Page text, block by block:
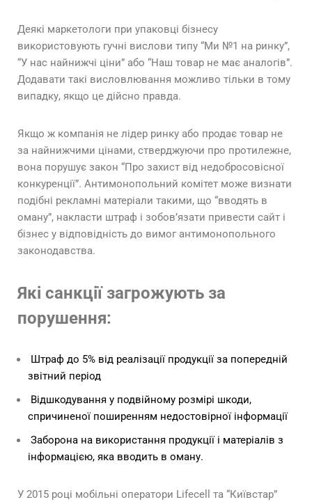
Деякі маркетологи при упаковці бізнесу
використовують гучні вислови типу “Ми №1 на ринку”,
“У нас найнижчі ціни” або “Наш товар не має аналогів”.
Додавати такі висловлювання можливо тільки в тому
випадку, якщо це дійсно правда.
Якщо ж компанія не лідер ринку або продає товар не
за найнижчими цінами, стверджуючи про протилежне,
вона порушує закон “Про захист від недобросовісної
конкуренції”. Антимонопольний комітет може визнати
подібні рекламні матеріали такими, що “вводять в
оману”, накласти штраф і зобов’язати привести сайт і
бізнес у відповідність до вимог антимонопольного
законодавства.
Які санкції загрожують за
порушення:
Штраф до 5% від реалізації продукції за попередній
звітний період
Відшкодування у подвійному розмірі шкоди,
спричиненої поширенням недостовірної інформації
Заборона на використання продукції і матеріалів з
інформацією, яка вводить в оману.
У 2015 році мобільні оператори Lifecell та “Київстар”